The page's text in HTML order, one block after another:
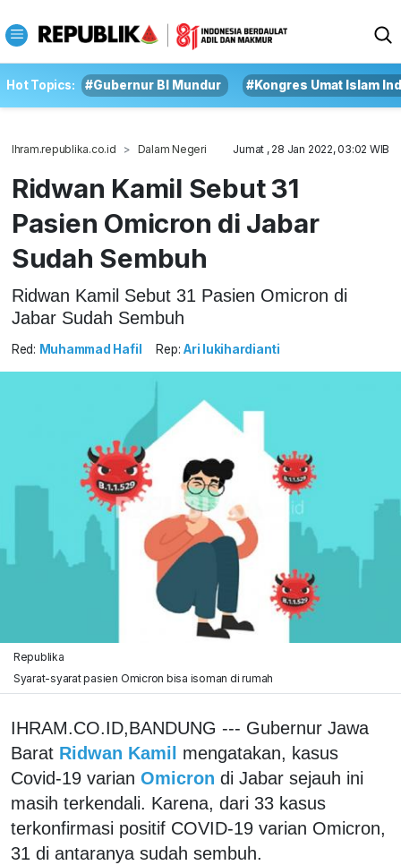
Hot Topics: #Gubernur BI Mundur #Kongres Umat Islam
Ihram.republika.co.id Dalam Negeri Jumat , 28 Jan 2022, 03:02 WIB
Ridwan Kamil Sebut 31
Pasien Omicron di Jabar
Sudah Sembuh
Ridwan Kamil Sebut 31 Pasien Omicron di
Jabar Sudah Sembuh
Red: Muhammad Hafil Rep: Ari lukihardianti
Republika
Syarat-syarat pasien Omicron bisa isoman di rumah
IHRAM.CO.ID,BANDUNG --- Gubernur Jawa
Barat Ridwan Kamil mengatakan, kasus
Covid-19 varian Omicron di Jabar sejauh ini
masih terkendali. Karena, dari 33 kasus
terkonfirmasi positif COVID-19 varian Omicron,
31 di antaranya sudah sembuh.